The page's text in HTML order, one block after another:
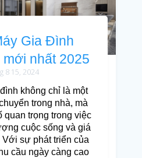
Gia Đình
nhất 2025
8 15, 2024
không chỉ là một
trong nhà, mà
quan trọng trong việc
cuộc sống và giá
Với sự phát triển của
cầu ngày càng cao